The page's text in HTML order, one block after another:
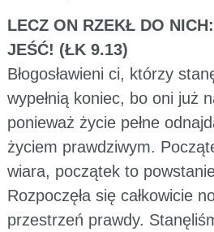
LECZ ON RZEKŁ DO
JEŚĆ! (ŁK 9.13)
Błogosławieni ci, którzy
wypełnią koniec, bo oni już
ponieważ życie pełne
życiem prawdziwym.
wiara, początek to
Rozpoczęła się całkowicie
przestrzeń prawdy.